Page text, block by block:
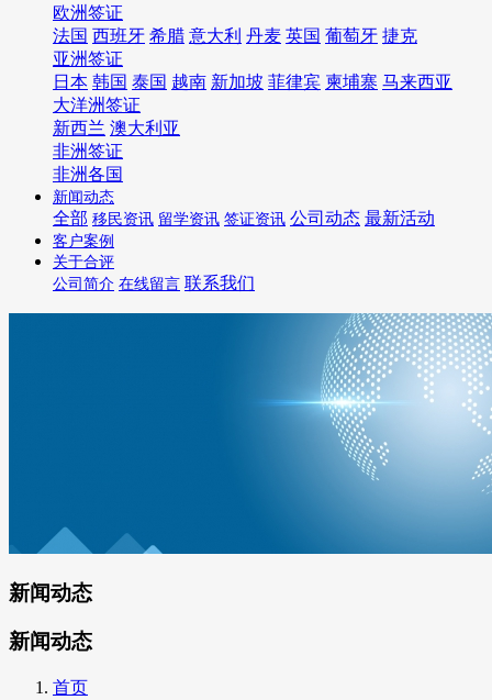
欧洲签证
法国 西班牙 希腊 意大利 丹麦 英国 葡萄牙 捷克
亚洲签证
日本 韩国 泰国 越南 新加坡 菲律宾 柬埔寨 马来西亚
大洋洲签证
新西兰 澳大利亚
非洲签证
非洲各国
新闻动态
全部 移民资讯 留学资讯 签证资讯 公司动态 最新活动
客户案例
关于合评
公司简介 在线留言 联系我们
新闻动态
新闻动态
首页